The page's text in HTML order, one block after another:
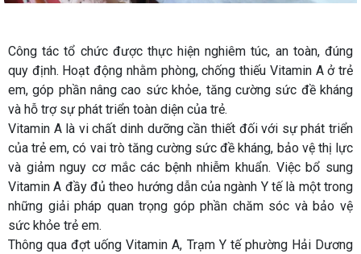
Công tác tổ chức được thực hiện nghiêm túc, an toàn, đúng
quy định. Hoạt động nhằm phòng, chống thiếu Vitamin A ở trẻ
em, góp phần nâng cao sức khỏe, tăng cường sức đề kháng
và hỗ trợ sự phát triển toàn diện của trẻ.
Vitamin A là vi chất dinh dưỡng cần thiết đối với sự phát triển
của trẻ em, có vai trò tăng cường sức đề kháng, bảo vệ thị lực
và giảm nguy cơ mắc các bệnh nhiễm khuẩn. Việc bổ sung
Vitamin A đầy đủ theo hướng dẫn của ngành Y tế là một trong
những giải pháp quan trọng góp phần chăm sóc và bảo vệ
sức khỏe trẻ em.
Thông qua đợt uống Vitamin A, Trạm Y tế phường Hải Dương